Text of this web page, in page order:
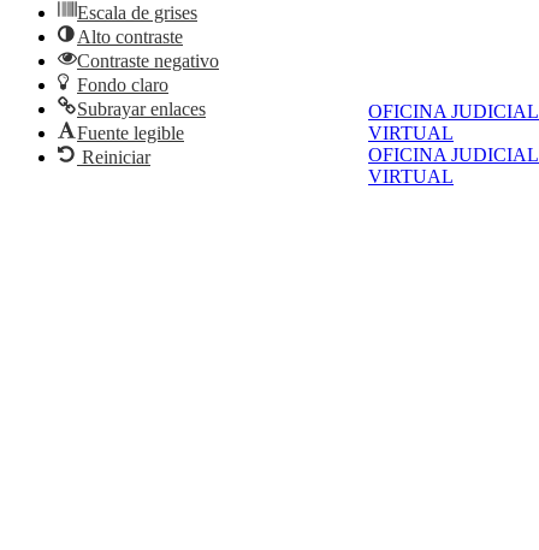
OFICINA JUDICIAL
VIRTUAL
OFICINA JUDICIAL
VIRTUAL
Escala de grises
Alto contraste
Contraste negativo
Fondo claro
Subrayar enlaces
Fuente legible
Reiniciar